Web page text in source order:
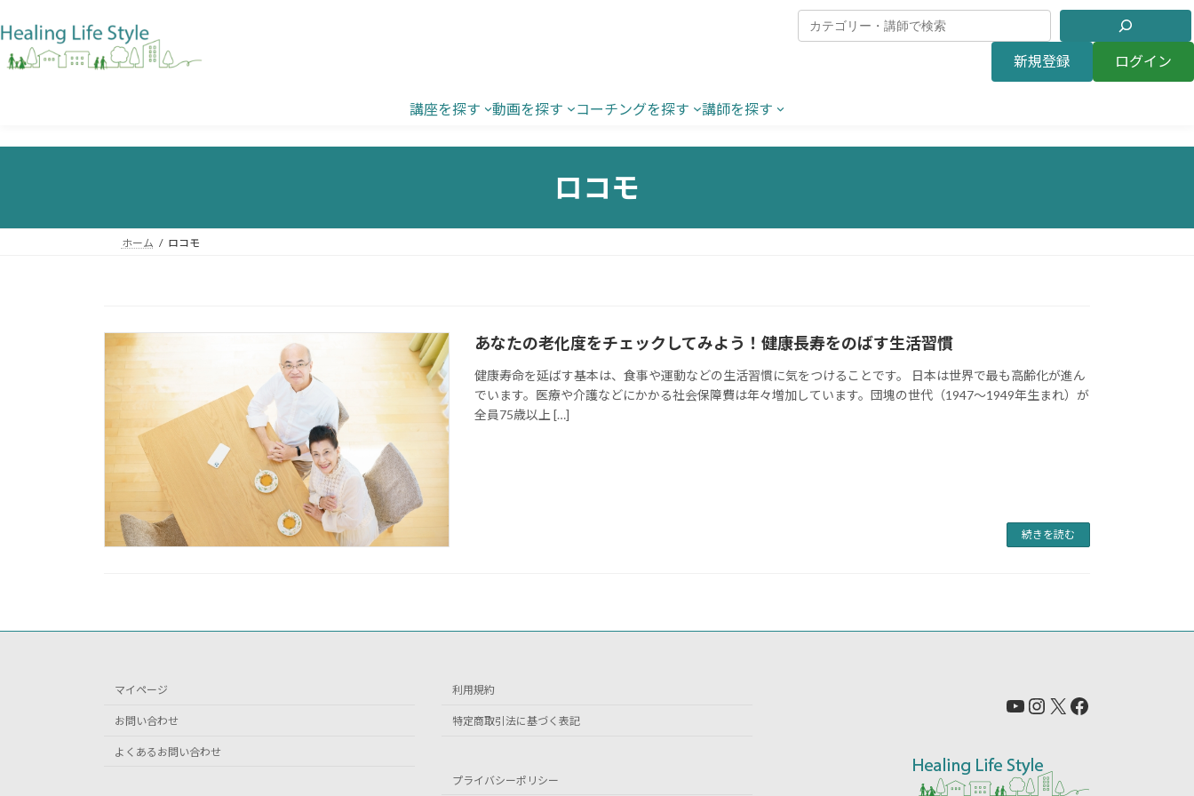
新規登録 ログイン
講座を探す 動画を探す コーチングを探す 講師を探す
ロコモ
ホーム ロコモ
あなたの老化度をチェックしてみよう！健康長寿をのばす生活習慣
健康寿命を延ばす基本は、食事や運動などの生活習慣に気をつけることです。 日本は世界で最も高齢化が進ん
でいます。医療や介護などにかかる社会保障費は年々増加しています。団塊の世代（1947～1949年生まれ）が
全員75歳以上 […]
続きを読む
マイページ
お問い合わせ
よくあるお問い合わせ
利用規約
特定商取引法に基づく表記
プライバシーポリシー